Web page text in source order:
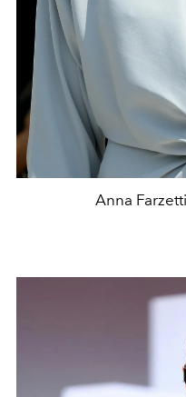
Anna